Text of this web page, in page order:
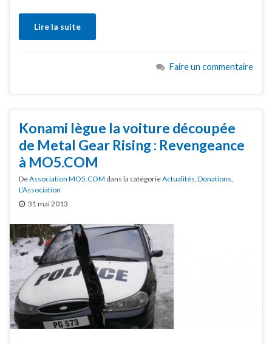
Lire la suite
Faire un commentaire
Konami lègue la voiture découpée
de Metal Gear Rising : Revengeance
à MO5.COM
DeAssociation MO5.COM dans la catégorieActualités, Donations,
L'Association
31 mai 2013